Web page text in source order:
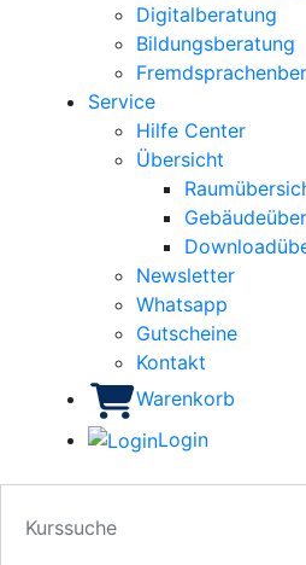
Digitalberatung
Bildungsberatung
Service
Hilfe Center
Übersicht
Newsletter
Whatsapp
Gutscheine
Kontakt
Warenkorb
Login